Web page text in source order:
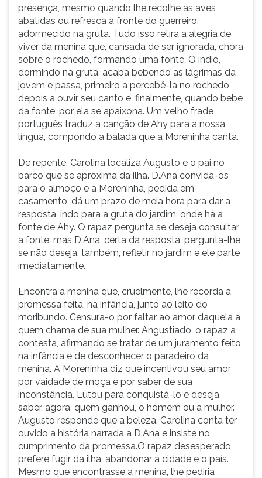
presença, mesmo quando lhe recolhe as aves
abatidas ou refresca a fronte do guerreiro,
adormecido na gruta. Tudo isso retira a alegria de
viver da menina que, cansada de ser ignorada, chora
sobre o rochedo, formando uma fonte. O índio,
dormindo na gruta, acaba bebendo as lágrimas da
jovem e passa, primeiro a percebê-la no rochedo,
depois a ouvir seu canto e, finalmente, quando bebe
da fonte, por ela se apaixona. Um velho frade
português traduz a canção de Ahy para a nossa
língua, compondo a balada que a Moreninha canta.
De repente, Carolina localiza Augusto e o pai no
barco que se aproxima da ilha. D.Ana convida-os
para o almoço e a Moreninha, pedida em
casamento, dá um prazo de meia hora para dar a
resposta, indo para a gruta do jardim, onde há a
fonte de Ahy. O rapaz pergunta se deseja consultar
a fonte, mas D.Ana, certa da resposta, pergunta-lhe
se não deseja, também, refletir no jardim e ele parte
imediatamente.
Encontra a menina que, cruelmente, lhe recorda a
promessa feita, na infância, junto ao leito do
moribundo. Censura-o por faltar ao amor daquela a
quem chama de sua mulher. Angustiado, o rapaz a
contesta, afirmando se tratar de um juramento feito
na infância e de desconhecer o paradeiro da
menina. A Moreninha diz que incentivou seu amor
por vaidade de moça e por saber de sua
inconstância. Lutou para conquistá-lo e deseja
saber, agora, quem ganhou, o homem ou a mulher.
Augusto responde que a beleza. Carolina conta ter
ouvido a história narrada a D.Ana e insiste no
cumprimento da promessa.O rapaz desesperado,
prefere fugir da ilha, abandonar a cidade e o país.
Mesmo que encontrasse a menina, lhe pediria